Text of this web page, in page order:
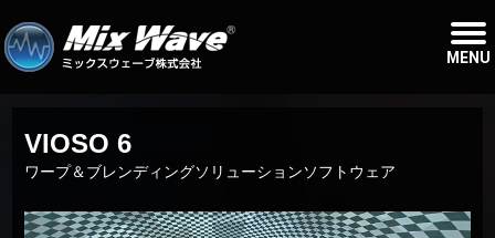
MENU
VIOSO 6
ワープ＆ブレンディングソリューションソフトウェア